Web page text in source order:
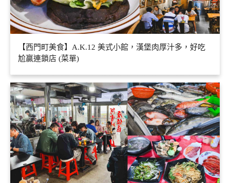
【西門町美食】A.K.12 美式小館，漢堡肉厚汁多，好吃
尬贏連鎖店 (菜單)